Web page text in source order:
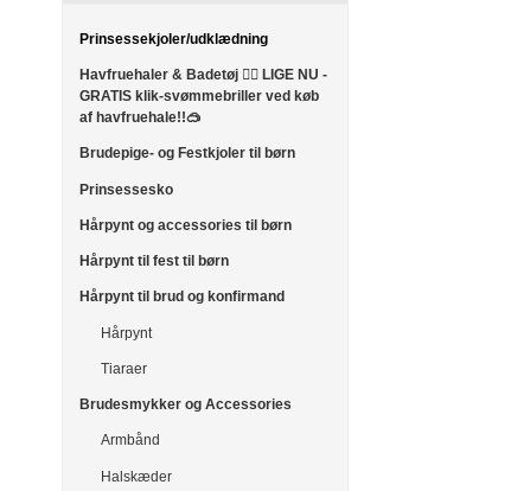
Prinsessekjoler/udklædning
Havfruehaler & Badetøj 🧜‍♀️ LIGE NU -
GRATIS klik-svømmebriller ved køb
af havfruehale!!🥽
Brudepige- og Festkjoler til børn
Prinsessesko
Hårpynt og accessories til børn
Hårpynt til fest til børn
Hårpynt til brud og konfirmand
Hårpynt
Tiaraer
Brudesmykker og Accessories
Armbånd
Halskæder